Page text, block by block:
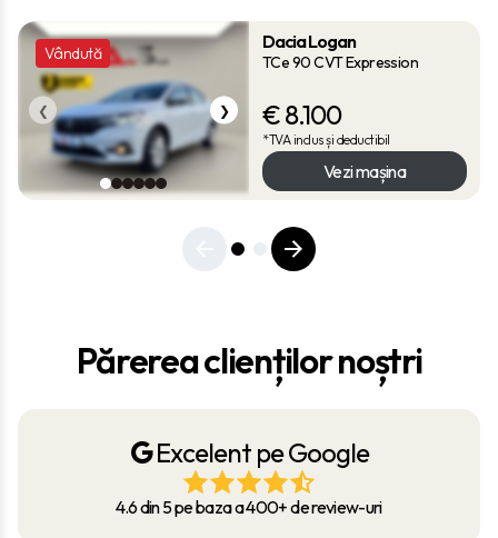
❮ ❯
Vândută
Dacia Logan
TCe 90 CVT Expression
€8.100
*TVA inclus și deductibil
Vezi mașina
Părerea clienților noștri
Excelent pe Google
4.6 din 5 pe baza a 400+ de review-uri